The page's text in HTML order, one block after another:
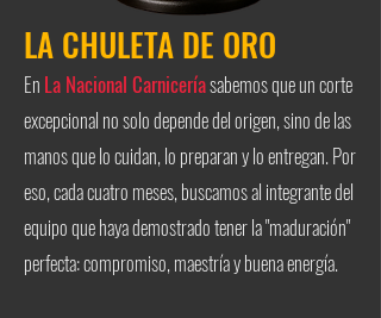
LA CHULETA DE ORO
En La Nacional Carniceríasabemos que un corte
excepcional no solo depende del origen, sino de las
manos que lo cuidan, lo preparan y lo entregan. Por
eso, cada cuatro meses, buscamos al integrante del
equipo que haya demostrado tener la "maduración"
perfecta: compromiso, maestría y buena energía.